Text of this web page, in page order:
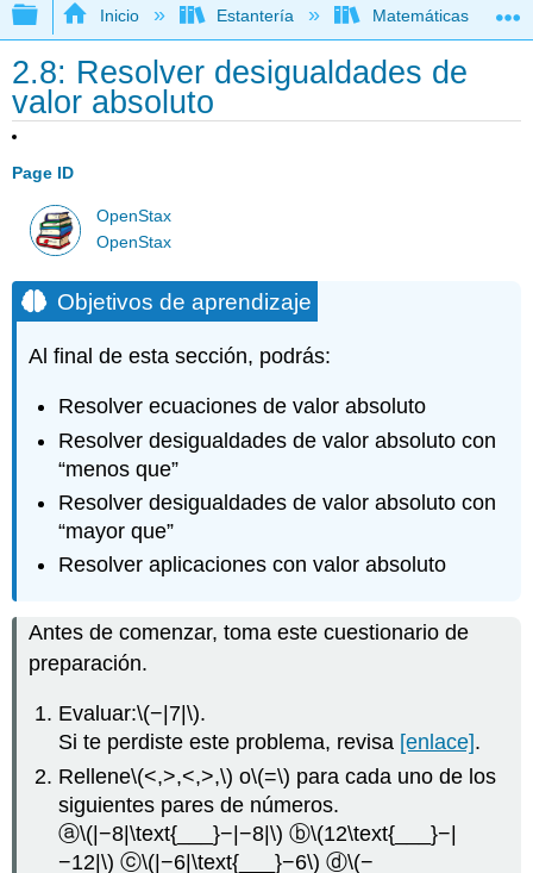
Expandir/contraer jerarquía global
Inicio Estantería Matemáticas
2.8: Resolver desigualdades de
valor absoluto
Page ID
OpenStax
OpenStax
Objetivos de aprendizaje
Al final de esta sección, podrás:
Resolver ecuaciones de valor absoluto
Resolver desigualdades de valor absoluto con
“menos que”
Resolver desigualdades de valor absoluto con
“mayor que”
Resolver aplicaciones con valor absoluto
Antes de comenzar, toma este cuestionario de
preparación.
Evaluar:\(−|7|\).
Si te perdiste este problema, revisa [enlace].
Rellene\(<,>,<,>,\) o\(=\) para cada uno de los
siguientes pares de números.
ⓐ\(|−8|\text{___}−|−8|\) ⓑ\(12\text{___}−|
−12|\) ⓒ\(|−6|\text{___}−6\) ⓓ\(−